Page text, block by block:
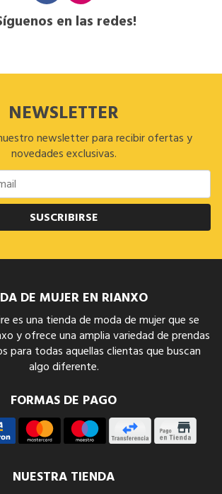
en las redes!
NEWSLETTER
newsletter para recibir ofertas y
novedades exclusivas.
SUSCRIBIRSE
DE MUJER EN RIANXO
es una tienda de moda de mujer que se
y ofrece una amplia variedad de prendas
para todas aquellas clientas que buscan
algo diferente.
FORMAS DE PAGO
NUESTRA TIENDA